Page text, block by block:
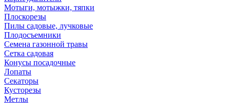
Мотыги, мотыжки, тяпки
Плоскорезы
Пилы садовые, лучковые
Плодосъемники
Семена газонной травы
Сетка садовая
Конусы посадочные
Лопаты
Секаторы
Кусторезы
Метлы